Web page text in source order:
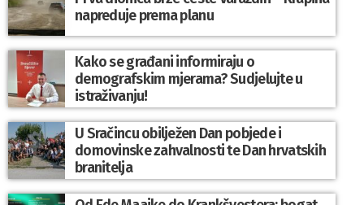
napreduje prema planu
Kako se građani informiraju o
demografskim mjerama? Sudjelujte u
istraživanju!
U Sračincu obilježen Dan pobjede i
domovinske zahvalnosti te Dan hrvatskih
branitelja